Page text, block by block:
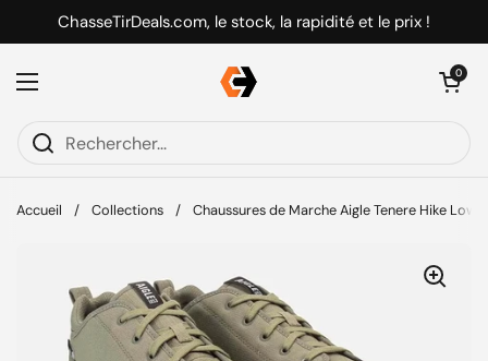
Passer au contenu
ChasseTirDeals.com, le stock, la rapidité et le prix !
Ouvrir le menu
Ouvrir le
0
Accueil / Collections / Chaussures de Marche Aigle Tenere Hike Low